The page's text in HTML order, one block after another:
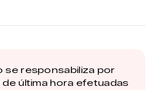
se responsabiliza por
última hora efetuadas